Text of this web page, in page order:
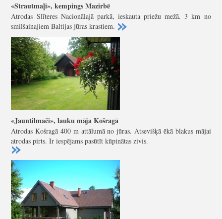
«Strautmaļi», kempings Mazirbē
Atrodas Slīteres Nacionālajā parkā, ieskauta priežu mežā. 3 km no
smilšainajiem Baltijas jūras krastiem.
«Jauntilmači», lauku māja Košragā
Atrodas Košragā 400 m attālumā no jūras. Atsevišķā ēkā blakus mājai
atrodas pirts. Ir iespējams pasūtīt kūpinātas zivis.